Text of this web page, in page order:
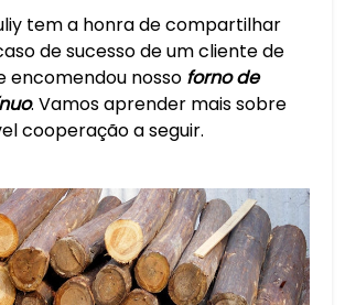
tem a honra de compartilhar
de sucesso de um cliente de
encomendou nosso forno de
. Vamos aprender mais sobre
cooperação a seguir.